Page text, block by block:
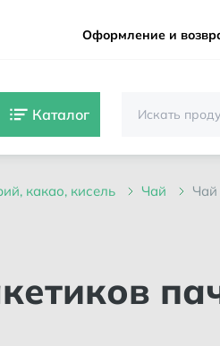
Оформление и
Каталог
какао, кисель чай